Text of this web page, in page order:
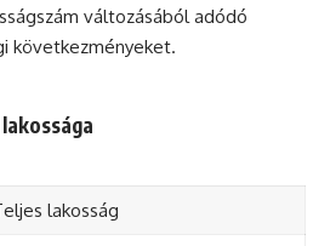
változásából adódó
következményeket.
lakosság